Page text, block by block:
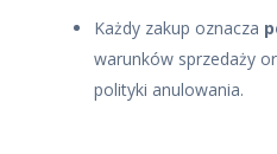
Każdy zakup oznacza
warunków sprzedaży
polityki anulowania.